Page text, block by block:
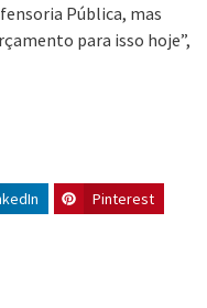
Pública, mas
para isso hoje”,
Pinterest